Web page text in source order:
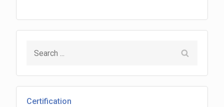
Certification